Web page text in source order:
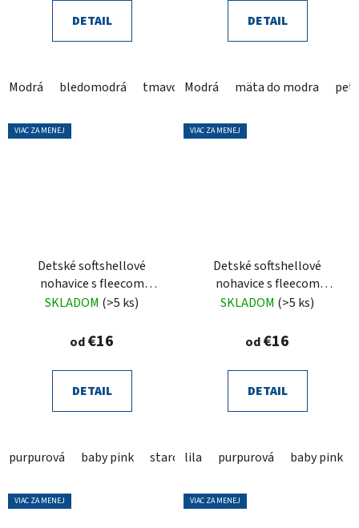
DETAIL
Modrá bledomodrá tmavomodrá hnedá šedá grafit
DETAIL
Modrá mäta do modra
VIAC ZA MENEJ
Detské softshellové
nohavice s fleecom
ružové
SKLADOM (>5 ks)
od€16
DETAIL
purpurová baby pink staroružová tmavá staroružová
VIAC ZA MENEJ
Detské softshellové
nohavice s fleecom
slivkové
SKLADOM (>5 ks)
od€16
DETAIL
lila purpurová baby pink
VIAC ZA MENEJ VIAC ZA MENEJ